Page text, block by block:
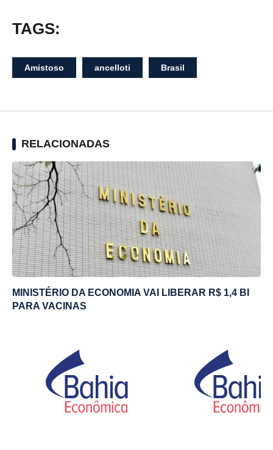
TAGS:
Amistoso ancelloti Brasil
RELACIONADAS
MINISTÉRIO DA ECONOMIA VAI LIBERAR R$ 1,4 BI
PARA VACINAS